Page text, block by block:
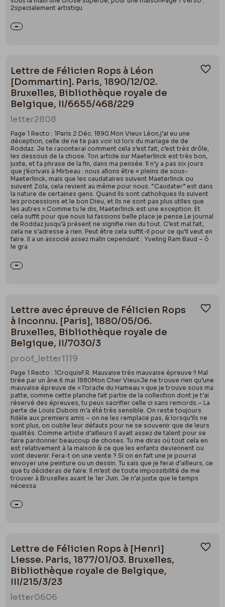
2specialement artistiqu
Lettre de Félicien Rops à Léon
[Dommartin]. Paris, 1890/12/02.
Bruxelles, Bibliothèque royale de
Belgique, II/6655/468/229
letter2808
Page 1 Recto : 1Paris 2 Déc. 1890.Mon Vieux Léon,j’ai eu une
déception, celle de ne te pas voir ici lors du mariage de de
Roddaz. Je te raconterai comment cela s’est fait, c’est très drôle,
les dessous de la chose. Ton article sur Maeterlinck est très bon,
juste, et ta phrase de la fin, dans ma pensée. Il n’y a pas six jours
que j’écrivais à Mirbeau : nous allons être « pleins de sous-
Maeterlinck, mais que les caudataires suivent Maeterlinck ou
suivent Zola, cela revient au même pour nous. “Caudater” est dans
la nature de certaines gens. Quand ils sont catholiques ils suivent
les processions et le bon Dieu, et ils ne sont pas plus utiles que
les autres ».Comme tu le dis, Maeterlinck est une exception. Et
cela suffit pour que nous lui fassions belle place je pense.Le journal
de Roddaz jusqu’à présent ne signifie rien du tout. C’est mal fait,
cela ne s’adresse à rien. Peut être cela suffit-il pour ce qu’il veut en
faire. Il a un associé assez malin cependant : Yveling Ram Baud – ô
le gra
Lettre avec épreuve de Félicien Rops
à Inconnu. [Paris], 1880/05/06.
Bruxelles, Bibliothèque royale de
Belgique, II/7030/3
proof_letter1119
Page 1 Recto : 1CroquisF.R. Mauvaise très mauvaise épreuve !! Mal
tirée par un âne.6 mai 1880Mon Cher VieuxJe ne trouve rien qu’une
mauvaise épreuve de « l’oracle du Hameau » que je trouve sous ma
patte, comme cette planche fait partie de la collection dont je t’ai
réservé des épreuves, tu peux sacrifier celle ci sans remords.– La
perte de Louis Dubois m’a été très sensible. On reste toujours
fidèle aux premiers amis – on ne les remplace pas, & lorsqu’ils ne
sont plus, on oublie leur défauts pour ne se souvenir que de leurs
qualités. Comme artiste d’ailleurs il avait assez de talent pour se
faire pardonner beaucoup de choses. Tu me diras où tout cela en
est relativement à la maison & ce que les enfants deviennent ou
vont devenir. Fera-t on une vente ? Si on en fait une je pourrai
envoyer une peinture ou un dessin. Tu sais que je ferai d’ailleurs, ce
que tu décideras de faire. Il m’est de toute impossibilité de me
trouver à Bruxelles avant le 1er Juin. Je n’ai juste que le temps
nécessa
Lettre de Félicien Rops à [Henri]
Liesse. Paris, 1877/01/03. Bruxelles,
Bibliothèque royale de Belgique,
III/215/3/23
letter0606